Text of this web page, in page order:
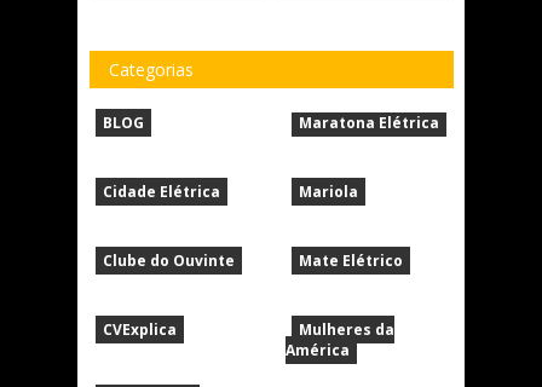
Categorias
BLOG
Cidade Elétrica
Clube do Ouvinte
CVExplica
Maratona Elétrica
Mariola
Mate Elétrico
Mulheres da
América